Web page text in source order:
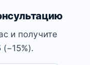
и получите
(−15%).